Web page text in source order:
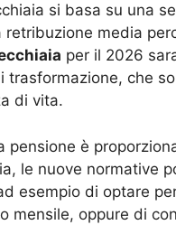
si basa su una
media
per il 2026
trasformazione, che
di vita.
pensione è
le nuove normative
esempio di optare
mensile, oppure di